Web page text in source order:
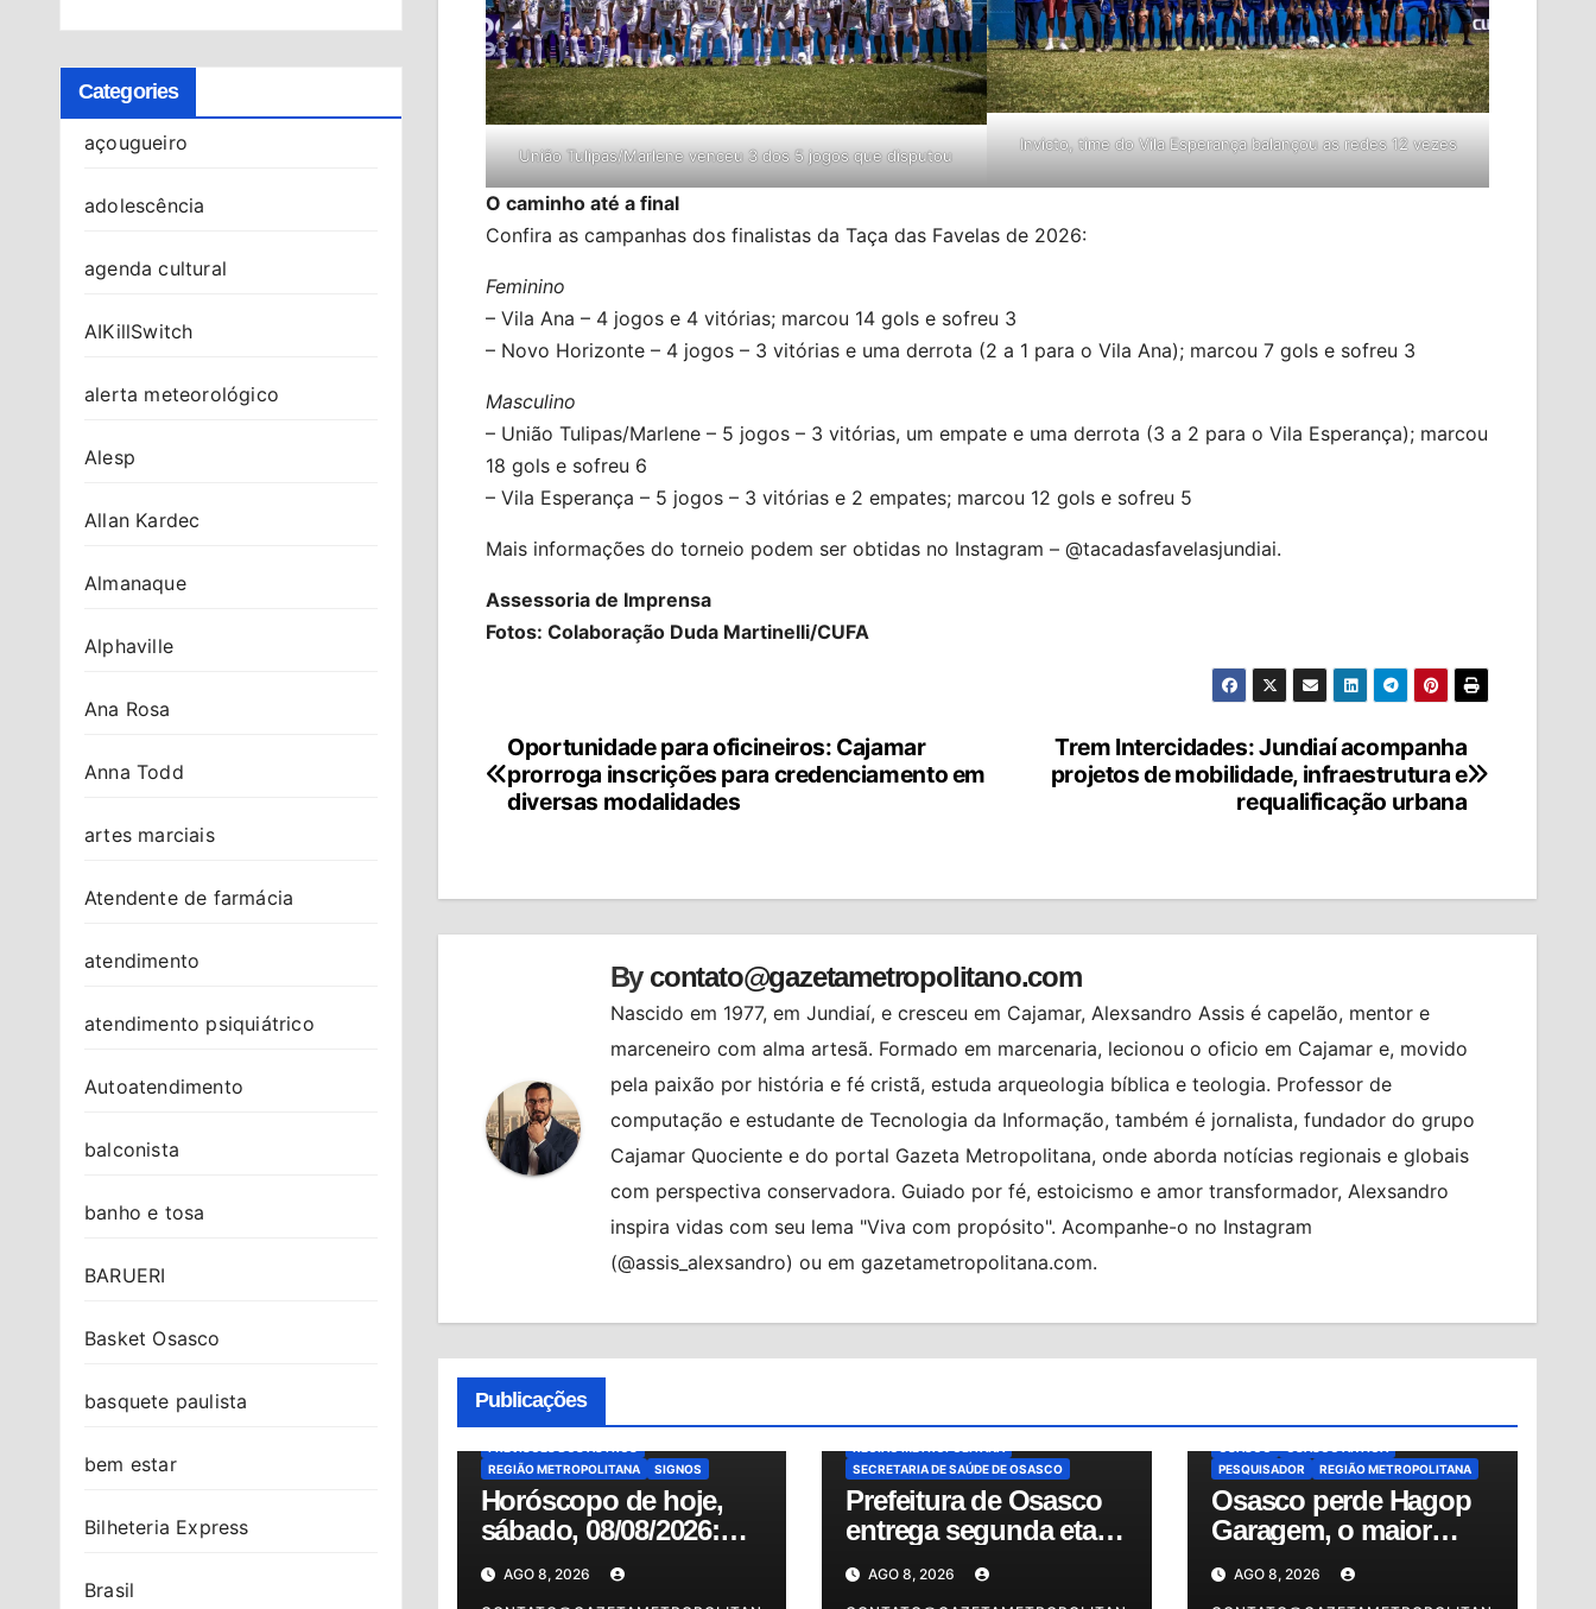
Categories
açougueiro
adolescência
agenda cultural
AIKillSwitch
alerta meteorológico
Alesp
Allan Kardec
Almanaque
Alphaville
Ana Rosa
Anna Todd
artes marciais
Atendente de farmácia
atendimento
atendimento psiquiátrico
Autoatendimento
balconista
banho e tosa
BARUERI
Basket Osasco
basquete paulista
bem estar
Bilheteria Express
Brasil
União Tulipas/Marlene venceu 3 dos 5 jogos que disputou
Invicto, time do Vila Esperança balançou as redes 12 vezes
O caminho até a final
Confira as campanhas dos finalistas da Taça das Favelas de 2026:
Feminino
– Vila Ana – 4 jogos e 4 vitórias; marcou 14 gols e sofreu 3
– Novo Horizonte – 4 jogos – 3 vitórias e uma derrota (2 a 1 para o Vila Ana); marcou 7 gols e sofreu 3
Masculino
– União Tulipas/Marlene – 5 jogos – 3 vitórias, um empate e uma derrota (3 a 2 para o Vila Esperança); marcou
18 gols e sofreu 6
– Vila Esperança – 5 jogos – 3 vitórias e 2 empates; marcou 12 gols e sofreu 5
Mais informações do torneio podem ser obtidas no Instagram – @tacadasfavelasjundiai.
Assessoria de Imprensa
Fotos: Colaboração Duda Martinelli/CUFA
Navegação
de
Trem Intercidades: Jundiaí acompanha
projetos de mobilidade, infraestrutura e
requalificação urbana
Oportunidade para oficineiros: Cajamar
prorroga inscrições para credenciamento em
diversas modalidades
By contato@gazetametropolitano.com
Nascido em 1977, em Jundiaí, e cresceu em Cajamar, Alexsandro Assis é capelão, mentor e
marceneiro com alma artesã. Formado em marcenaria, lecionou o oficio em Cajamar e, movido
pela paixão por história e fé cristã, estuda arqueologia bíblica e teologia. Professor de
computação e estudante de Tecnologia da Informação, também é jornalista, fundador do grupo
Cajamar Quociente e do portal Gazeta Metropolitana, onde aborda notícias regionais e globais
com perspectiva conservadora. Guiado por fé, estoicismo e amor transformador, Alexsandro
inspira vidas com seu lema "Viva com propósito". Acompanhe-o no Instagram
(@assis_alexsandro) ou em gazetametropolitana.com.
Publicações
ALMANAQUE BRASIL
HORÓSCOPO
HORÓSCOPO DO DIA
OSASCO
PREVISÕES
REGIÃO METROPOLITANA
SIGNOS
Horóscopo de hoje,
sábado, 08/08/2026:
confira as previsões
do dia para o seu
AGO 8, 2026
MODERNIZAÇÃO HOSPITALAR
MUNDO
PS ANDRÉ SACCO
REFORMA DA SAÚDE
SECRETARIA DE SAÚDE DE OSASCO
Prefeitura de Osasco
entrega segunda etapa
da reforma do PS
André Sacco neste
AGO 8, 2026
GERSON PESSOA
HAGOP GARAGEM
MEMÓRIA DE OSASCO
MUNDO
NOTÍCIAS
PESQUISADOR
REGIÃO METROPOLITANA
Osasco perde Hagop
Garagem, o maior
guardião da memória
da cidade
AGO 8, 2026